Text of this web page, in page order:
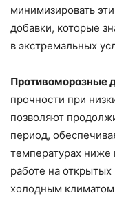
минимизировать
добавки, которые
в экстремальных
Противоморозные
прочности при
позволяют
период,
температурах ниже
работе на
холодным